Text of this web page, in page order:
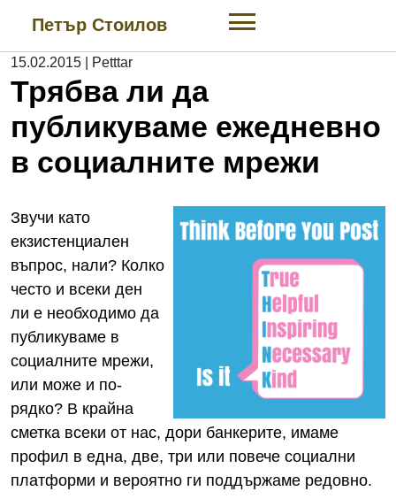
content
Петър Стоилов
15.02.2015 Petttar
Трябва ли да
публикуваме ежедневно
в социалните мрежи
Звучи като
екзистенциален
въпрос, нали? Колко
често и всеки ден
ли е необходимо да
публикуваме в
социалните мрежи,
или може и по-
рядко? В крайна
сметка всеки от нас, дори банкерите, имаме
профил в една, две, три или повече социални
платформи и вероятно ги поддържаме редовно.